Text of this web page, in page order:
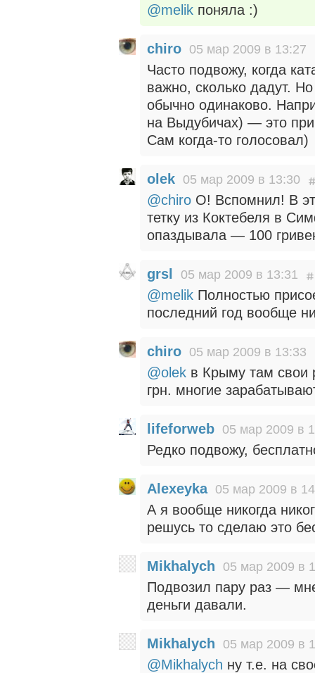
@melik поняла :)
chiro 05 мар 2009 в 13:27
Часто подвожу, когда
важно, сколько дадут.
обычно одинаково.
на Выдубичах) — это
Сам когда-то голосовал)
olek 05 мар 2009 в 13:30
@chiro О! Вспомнил! В
тетку из Коктебеля в
опаздывала — 100
grsl 05 мар 2009 в 13:31
@melik Полностью
последний год вообще
chiro 05 мар 2009 в 13:33
@olek в Крыму там свои
грн. многие
lifeforweb 05 мар 2009 в
Редко подвожу,
Alexeyka 05 мар 2009 в
А я вообще никогда
решусь то сделаю это
Mikhalych 05 мар 2009 в
Подвозил пару раз —
деньги давали.
Mikhalych 05 мар 2009 в
@Mikhalych ну т.е. на